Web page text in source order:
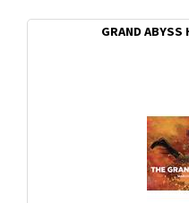
GRAND ABYSS